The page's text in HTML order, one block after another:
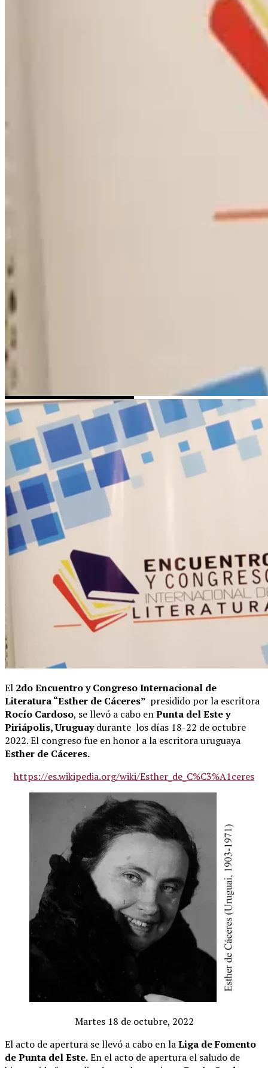
El 2do Encuentro y Congreso Internacional de
Literatura “Esther de Cáceres” presidido por la escritora
Rocío Cardoso, se llevó a cabo enPunta del Este y
Piriápolis, Uruguaydurante los días 18-22 de octubre
2022. El congreso fue en honor a la escritora uruguaya
Esther de Cáceres.
https://es.wikipedia.org/wiki/Esther_de_C%C3%A1ceres
Martes 18 de octubre, 2022
El acto de apertura se llevó a cabo en laLiga de Fomento
de Punta del Este.En el acto de apertura el saludo de